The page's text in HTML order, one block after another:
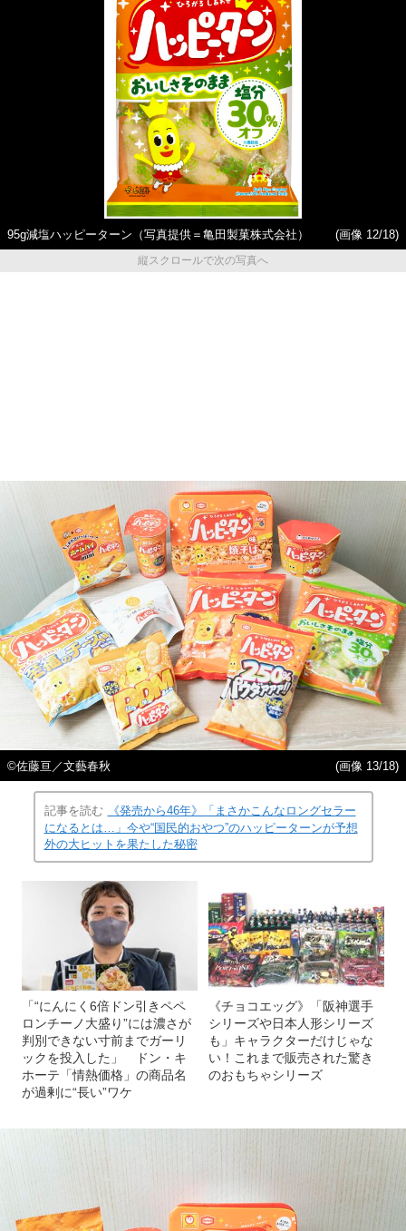
95g減塩ハッピーターン（写真提供＝亀田製菓株式会社）
(画像 12/18)
縦スクロールで次の写真へ
©佐藤亘／文藝春秋 (画像 13/18)
記事を読む
《発売から46年》「まさかこんなロングセラー
になるとは…」今や“国民的おやつ”のハッピーターンが予想
外の大ヒットを果たした秘密
「“にんにく6倍ドン引きペペ
ロンチーノ大盛り”には濃さが
判別できない寸前までガーリ
ックを投入した」 ドン・キ
ホーテ「情熱価格」の商品名
が過剰に“長い”ワケ
《チョコエッグ》「阪神選手
シリーズや日本人形シリーズ
も」キャラクターだけじゃな
い！これまで販売された驚き
のおもちゃシリーズ